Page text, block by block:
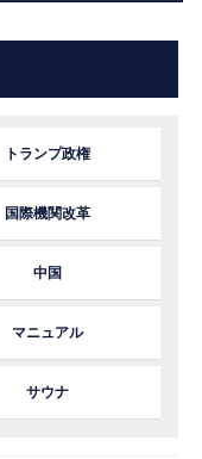
トランプ政権
国際機関改革
中国
マニュアル
サウナ